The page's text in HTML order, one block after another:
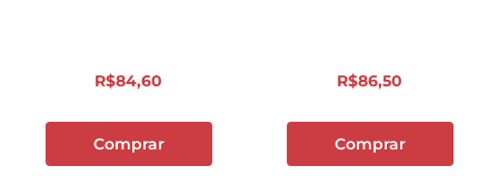
R$84,60
Comprar
R$86,50
Comprar